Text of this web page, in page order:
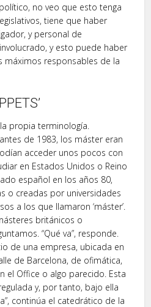
no veo que esto tenga
tiene que haber
y personal de
y esto puede haber
máximos responsables de la
propia terminología.
de 1983, los máster eran
acceder unos pocos con
en Estados Unidos o Reino
español en los años 80,
o creadas por universidades
a los que llamaron ‘máster’.
británicos o
“Qué va”, responde.
de una empresa, ubicada en
de Barcelona, de ofimática,
el Office o algo parecido. Esta
y, por tanto, bajo ella
continúa el catedrático de la